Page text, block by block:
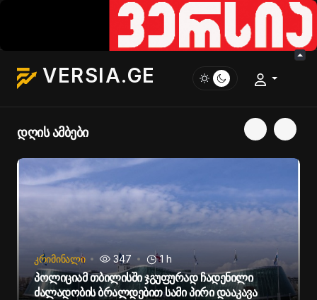
VERSIA.GE
დღის ამბები
ᲙᲠᲘᲛᲘᲜᲐᲚᲘ 347 1 h
Პოლიციამ Თბილისში Ჯგუფურად Ჩადენილი
Ძალადობის Ბრალდებით Სამი Პირი Დააკავა